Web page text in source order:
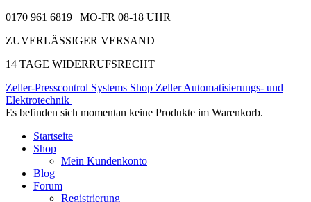
0170 961 6819 | MO-FR 08-18 UHR
ZUVERLÄSSIGER VERSAND
14 TAGE WIDERRUFSRECHT
Zeller-Presscontrol Systems Shop Zeller Automatisierungs- und
Elektrotechnik
Es befinden sich momentan keine Produkte im Warenkorb.
Startseite
Shop
Mein Kundenkonto
Blog
Forum
Registrierung